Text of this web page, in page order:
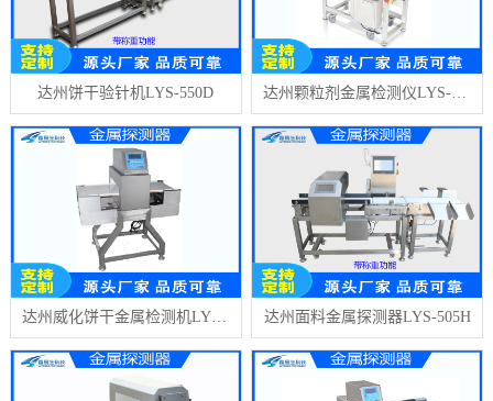
达州饼干验针机LYS-550D
达州威化饼干金属检测机LYS-550E 达州面料金属探测器LYS-505H